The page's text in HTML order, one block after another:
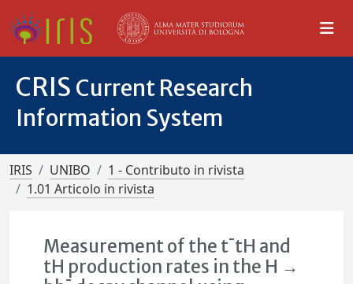
CRIS Current Research
Information System
IRIS UNIBO
1 - Contributo in rivista
1.01 Articolo in rivista
Measurement of the t¯tH and
tH production rates in the H →